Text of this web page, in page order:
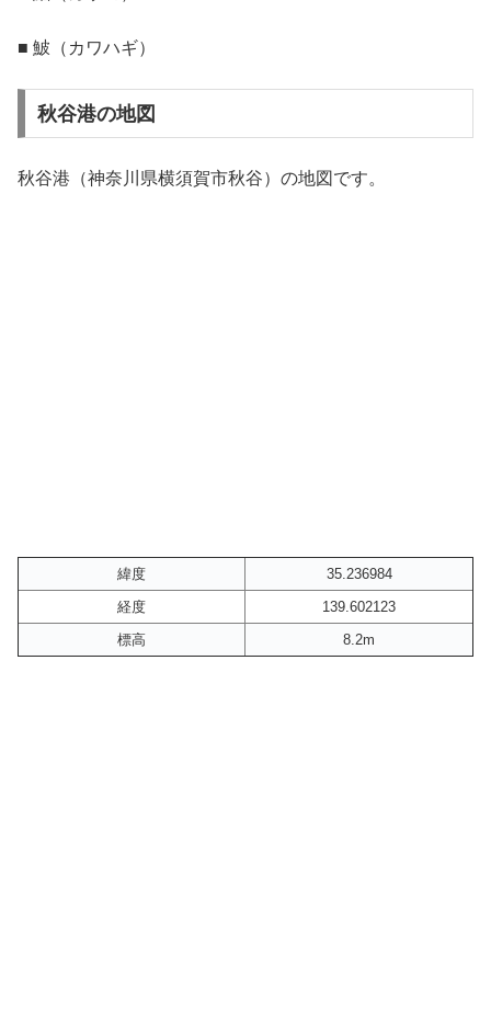
■ 鮍（カワハギ）
秋谷港の地図
秋谷港（神奈川県横須賀市秋谷）の地図です。
緯度
35.236984
経度
139.602123
標高
8.2m